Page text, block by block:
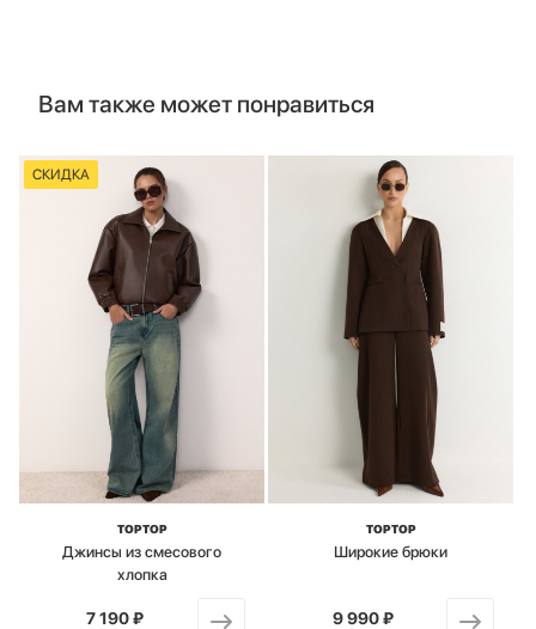
Вам также может понравиться
СКИДКА
TOPTOP
Джинсы из смесового
хлопка
от
7 190 ₽
TOPTOP
Широкие брюки
от
9 990 ₽